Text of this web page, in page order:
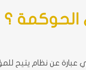
؟
عن نظام يتيح